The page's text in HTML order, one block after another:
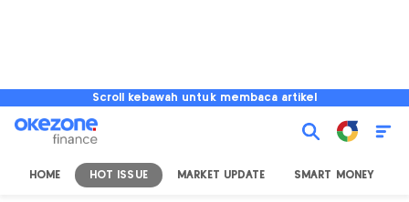
Scroll kebawah untuk membaca artikel
HOME HOT ISSUE MARKET UPDATE SMART MONEY